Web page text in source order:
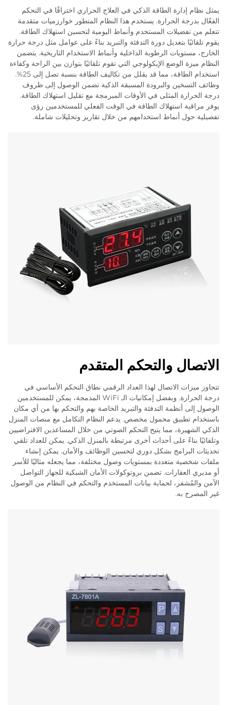
يمثل نظام إدارة الطاقة الذكي في العلاج الحراري اختراقًا في التحكم
الفعّال بدرجة الحرارة. يستخدم هذا النظام المتطور خوارزميات متقدمة
تتعلم من تفضيلات المستخدم وأنماط اليومية لتحسين استهلاك الطاقة.
يقوم تلقائيًا بتعديل دورة التدفئة والتبريد بناءً على عوامل مثل درجة حرارة
الخارج، مستويات الرطوبة الداخلية وأنماط الاستخدام التاريخية. يتضمن
النظام ميزة الوضع الإيكولوجي التي تقوم تلقائيًا بتوازن بين الراحة وكفاءة
استخدام الطاقة، مما قد يقلل من تكاليف الطاقة بنسبة تصل إلى 25%.
وظائف التسخين والبرودة المسبقة الذكية تضمن الوصول إلى ظروف
درجة الحرارة المثلى في الأوقات المبرمجة مع تقليل استهلاك الطاقة.
يوفر مراقبة استهلاك الطاقة في الوقت الفعلي للمستخدمين رؤى
تفصيلية حول أنماط استخدامهم من خلال تقارير وتحليلات شاملة.
الاتصال والتحكم المتقدم
تتجاوز ميزات الاتصال لهذا العداد الرقمي نطاق التحكم الأساسي في
درجة الحرارة. وبفضل إمكانيات الـ WiFi المدمجة، يمكن للمستخدمين
الوصول إلى أنظمة التدفئة والتبريد الخاصة بهم والتحكم بها من أي مكان
باستخدام تطبيق محمول مخصص. يدعم النظام التكامل مع منصات المنزل
الذكي الشهيرة، مما يتيح التحكم الصوتي من خلال المساعدين الافتراضيين
وتلقائيًا بناءً على أحداث أخرى مرتبطة بالمنزل الذكي. يمكن للعداد تلقي
تحديثات البرامج بشكل دوري لتحسين الوظائف والأمان. يمكن إنشاء
ملفات شخصية متعددة بمستويات وصول مختلفة، مما يجعله مثاليًا للأسر
أو مديري العقارات. تضمن بروتوكولات الأمان الشبكية للجهاز التواصل
الآمن والمُشفر، لحماية بيانات المستخدم والتحكم في النظام من الوصول
غير المصرح به.